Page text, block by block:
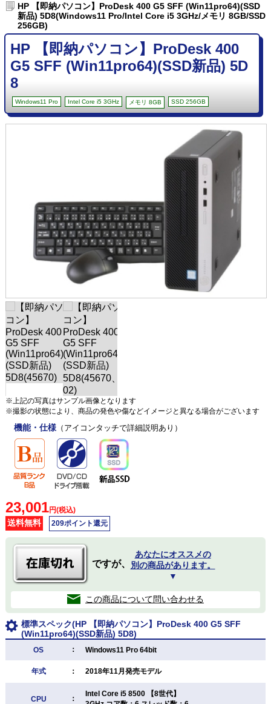
HP 【即納パソコン】ProDesk 400 G5 SFF (Win11pro64)(SSD
新品) 5D8(Windows11 Pro/Intel Core i5 3GHz/メモリ 8GB/SSD
256GB)
HP 【即納パソコン】ProDesk 400
G5 SFF (Win11pro64)(SSD新品) 5D
8
Windows11 Pro Intel Core i5 3GHz メモリ 8GB SSD 256GB
※上記の写真はサンプル画像となります
※撮影の状態により、商品の発色や傷などイメージと異なる場合がございます
機能・仕様（アイコンタッチで詳細説明あり）
23,001円(税込)
送料無料 209ポイント還元
ですが、
あなたにオススメの
別の商品があります。
▼
この商品について問い合わせる
標準スペック(HP 【即納パソコン】ProDesk 400 G5 SFF
(Win11pro64)(SSD新品) 5D8)
OS ： Windows11 Pro 64bit
年式 ： 2018年11月発売モデル
CPU ：
Intel Core i5 8500 【8世代】